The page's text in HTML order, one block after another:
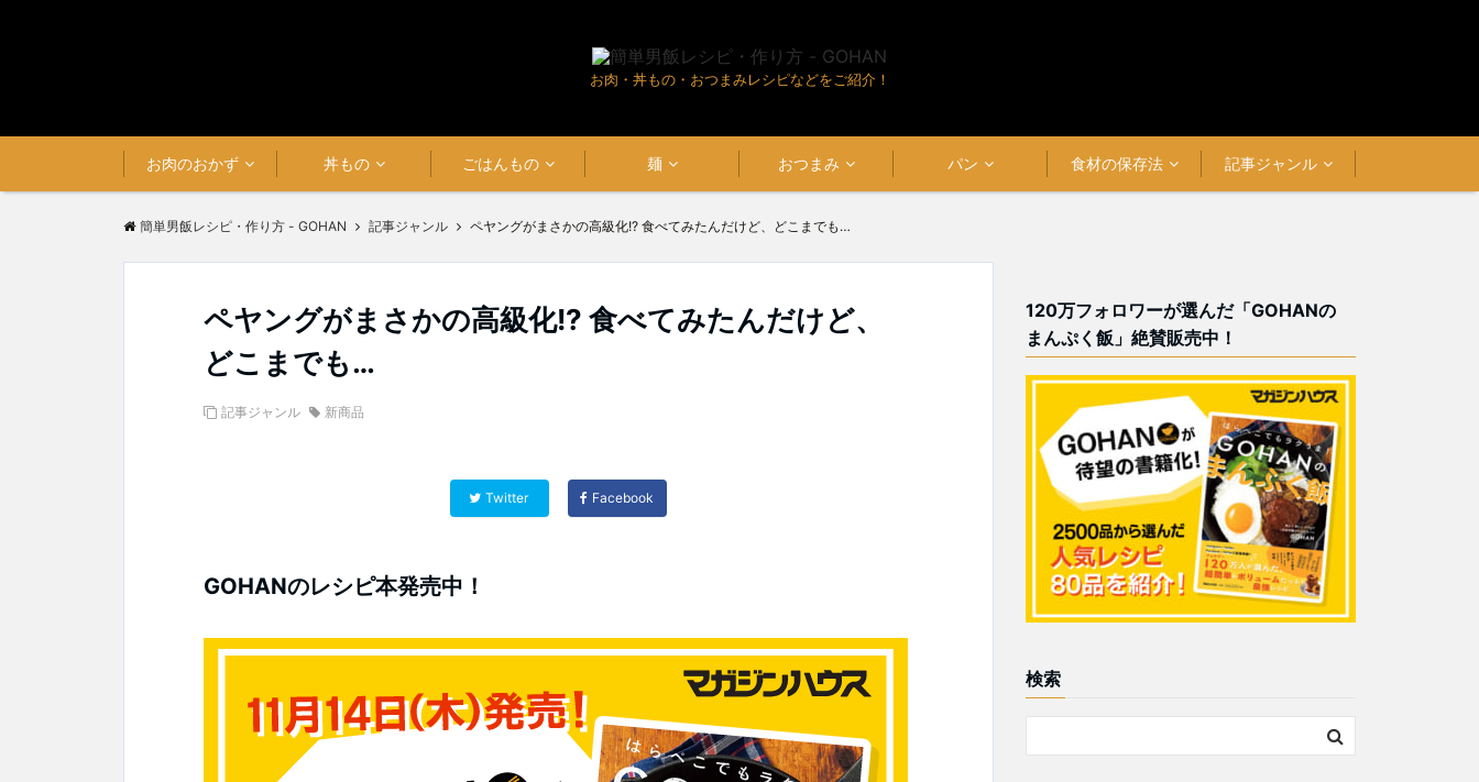
お肉・丼もの・おつまみレシピなどをご紹介！
お肉のおかず 丼もの ごはんもの 麺 おつまみ パン 食材の保存法 記事ジャンル
簡単男飯レシピ・作り方 - GOHAN 記事ジャンル ペヤングがまさかの高級化!? 食べてみたんだけど、どこまでも…
ペヤングがまさかの高級化!? 食べてみたんだけど、
どこまでも…
記事ジャンル 新商品
Twitter Facebook
GOHANのレシピ本発売中！
120万フォロワーが選んだ「GOHANの
まんぷく飯」絶賛販売中！
検索